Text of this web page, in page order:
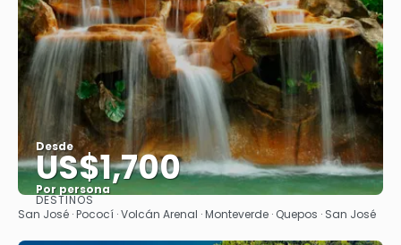
Desde
US$1,700
Por persona
Ver
DESTINOS
San José · Pococí · Volcán Arenal · Monteverde · Quepos · San José